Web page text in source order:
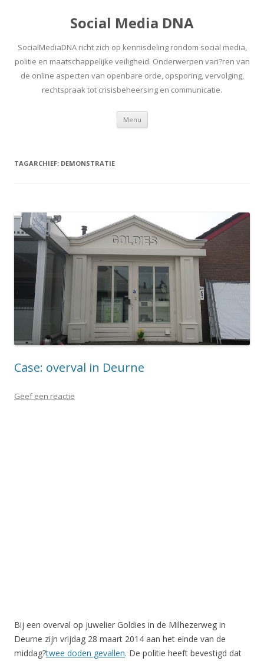
Social Media DNA
SocialMediaDNA richt zich op kennisdeling rondom social media,
politie en maatschappelijke veiligheid. Onderwerpen vari?ren van
de online aspecten van openbare orde, opsporing, vervolging,
rechtspraak tot crisisbeheersing en communicatie.
Menu Spring
inhoud
TAGARCHIEF: DEMONSTRATIE
Case: overval in Deurne
Geef een reactie
Bij een overval op juwelier Goldies in de Milhezerweg in
Deurne zijn vrijdag 28 maart 2014 aan het einde van de
middag?twee doden gevallen. De politie heeft bevestigd dat